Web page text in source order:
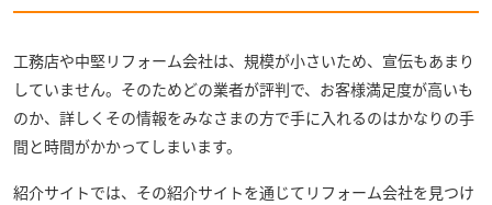
工務店や中堅リフォーム会社は、規模が小さいため、宣伝もあまり
していません。そのためどの業者が評判で、お客様満足度が高いも
のか、詳しくその情報をみなさまの方で手に入れるのはかなりの手
間と時間がかかってしまいます。
紹介サイトでは、その紹介サイトを通じてリフォーム会社を見つけ